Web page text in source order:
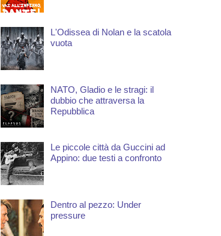
L'Odissea di Nolan e la scatola
vuota
NATO, Gladio e le stragi: il
dubbio che attraversa la
Repubblica
Le piccole città da Guccini ad
Appino: due testi a confronto
Dentro al pezzo: Under
pressure